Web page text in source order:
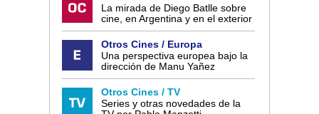
La mirada de Diego Batlle sobre
cine, en Argentina y en el exterior
Otros Cines / Europa
Una perspectiva europea bajo la
dirección de Manu Yañez
Otros Cines / TV
Series y otras novedades de la